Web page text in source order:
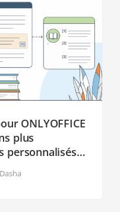
ONLYOFFICE
plus
personnalisés